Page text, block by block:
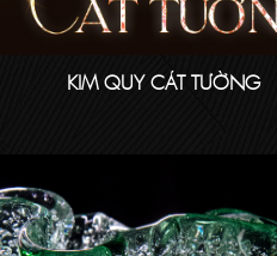
KIM QUY CÁT TƯỜNG